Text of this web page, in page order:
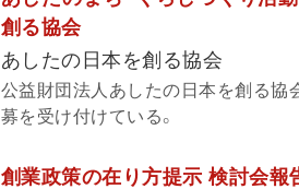
創る協会
あしたの日本を創る協会
公益財団法人あしたの日本を創る協
募を受け付けている。
創業政策の在り方提示 検討会報